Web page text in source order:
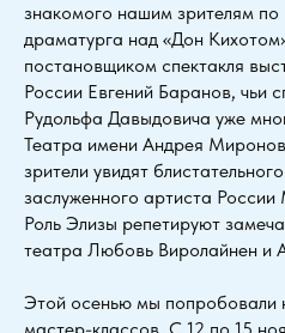
знакомого нашим зрителям
драматурга над «Дон
постановщиком спектакля
России Евгений Баранов, чьи
Рудольфа Давыдовича уже
Театра имени Андрея
зрители увидят
заслуженного артиста
Роль Элизы репетируют
театра Любовь Виролайнен и
Этой осенью мы попробовали